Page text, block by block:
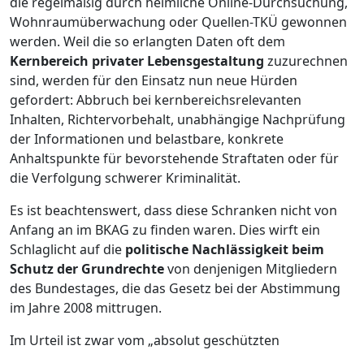
Wohnraumüberwachung oder Quellen-TKÜ gewonnen
werden. Weil die so erlangten Daten oft dem
Kernbereich privater Lebensgestaltung zuzurechnen
sind, werden für den Einsatz nun neue Hürden
gefordert: Abbruch bei kernbereichsrelevanten
Inhalten, Richtervorbehalt, unabhängige Nachprüfung
der Informationen und belastbare, konkrete
Anhaltspunkte für bevorstehende Straftaten oder für
die Verfolgung schwerer Kriminalität.
Es ist beachtenswert, dass diese Schranken nicht von
Anfang an im BKAG zu finden waren. Dies wirft ein
Schlaglicht auf die politische Nachlässigkeit beim
Schutz der Grundrechtevon denjenigen Mitgliedern
des Bundestages, die das Gesetz bei der Abstimmung
im Jahre 2008 mittrugen.
Im Urteil ist zwar vom „absolut geschützten